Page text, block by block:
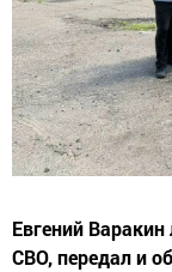
Евгений
СВО, передал и